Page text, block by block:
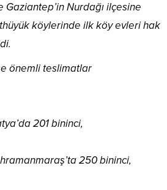
Gaziantep’in Nurdağı ilçesine
köylerinde ilk köy evleri hak
önemli teslimatlar
201 bininci,
250 bininci,